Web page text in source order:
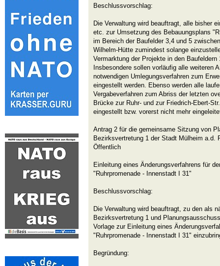
Beschlussvorschlag:
Die Verwaltung wird beauftragt, alle bisher
etc. zur Umsetzung des Bebauungsplans
im Bereich der Baufelder 3,4 und 5
Wilhelm-Hütte zumindest solange
Vermarktung der Projekte in den
Insbesondere sollen vorläufig alle weiteren
notwendigen Umlegungsverfahren zum
eingestellt werden. Ebenso werden alle
Vergabeverfahren zum Abriss der letzten
Brücke zur Ruhr- und zur Friedrich-Ebert-
eingestellt bzw. vorerst nicht mehr
Antrag 2 für die gemeinsame Sitzung von
Bezirksvertretung 1 der Stadt Mülheim
Öffentlich
Einleitung eines Änderungsverfahrens für
"Ruhrpromenade - Innenstadt I 31"
Beschlussvorschlag:
Die Verwaltung wird beauftragt, zu den als
Bezirksvertretung 1 und
Vorlage zur Einleitung eines
"Ruhrpromenade - Innenstadt I 31"
Begründung: